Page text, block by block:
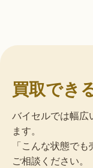
買取でき
バイセルでは幅広
ます。
「こんな状態で
ご相談ください。